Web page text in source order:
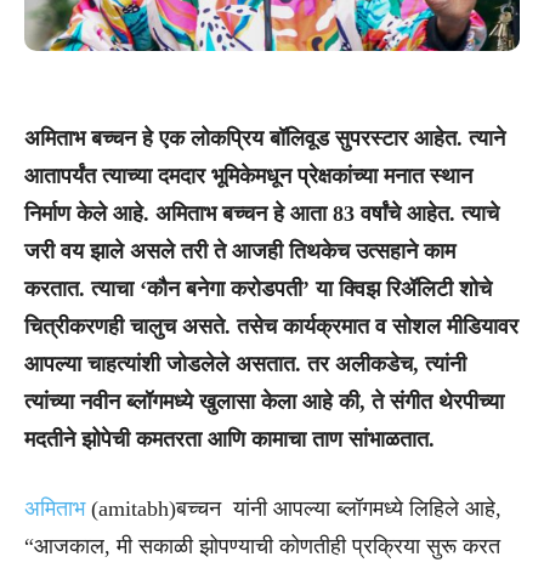
अमिताभ बच्चन हे एक लोकप्रिय बॉलिवूड सुपरस्टार आहेत. त्याने
आतापर्यंत त्याच्या दमदार भूमिकेमधून प्रेक्षकांच्या मनात स्थान
निर्माण केले आहे. अमिताभ बच्चन हे आता 83 वर्षांचे आहेत. त्याचे
जरी वय झाले असले तरी ते आजही तिथकेच उत्सहाने काम
करतात. त्याचा ‘कौन बनेगा करोडपती’ या क्विझ रिॲलिटी शोचे
चित्रीकरणही चालुच असते. तसेच कार्यक्रमात व सोशल मीडियावर
आपल्या चाहत्यांशी जोडलेले असतात. तर अलीकडेच, त्यांनी
त्यांच्या नवीन ब्लॉगमध्ये खुलासा केला आहे की, ते संगीत थेरपीच्या
मदतीने झोपेची कमतरता आणि कामाचा ताण सांभाळतात.
अमिताभ(amitabh)बच्चन यांनी आपल्या ब्लॉगमध्ये लिहिले आहे,
“आजकाल, मी सकाळी झोपण्याची कोणतीही प्रक्रिया सुरू करत